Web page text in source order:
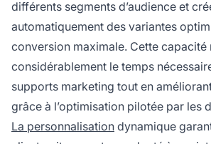
différents segments d’audience et
automatiquement des variantes
conversion maximale. Cette capacité
considérablement le temps
supports marketing tout en
grâce à l’optimisation pilotée par les
La personnalisation dynamique